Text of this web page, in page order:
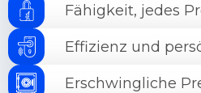
Fähigkeit, jedes
Effizienz und
Erschwingliche